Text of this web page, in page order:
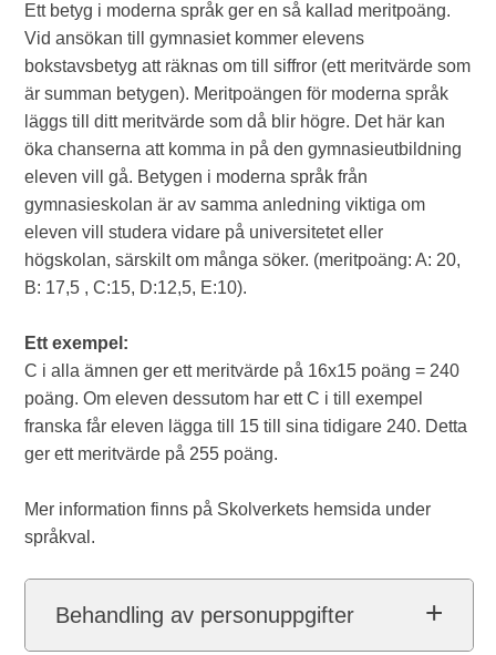
Ett betyg i moderna språk ger en så kallad meritpoäng.
Vid ansökan till gymnasiet kommer elevens
bokstavsbetyg att räknas om till siffror (ett meritvärde som
är summan betygen). Meritpoängen för moderna språk
läggs till ditt meritvärde som då blir högre. Det här kan
öka chanserna att komma in på den gymnasieutbildning
eleven vill gå. Betygen i moderna språk från
gymnasieskolan är av samma anledning viktiga om
eleven vill studera vidare på universitetet eller
högskolan, särskilt om många söker. (meritpoäng: A: 20,
B: 17,5 , C:15, D:12,5, E:10).
Ett exempel:
C i alla ämnen ger ett meritvärde på 16x15 poäng = 240
poäng. Om eleven dessutom har ett C i till exempel
franska får eleven lägga till 15 till sina tidigare 240. Detta
ger ett meritvärde på 255 poäng.
Mer information finns på Skolverkets hemsida under
språkval.
Behandling av personuppgifter